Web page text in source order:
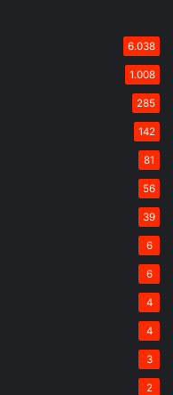
6.038
1.008
285
142
81
56
39
6
6
4
4
3
2